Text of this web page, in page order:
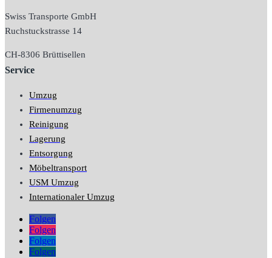
Swiss Transporte GmbH
Ruchstuckstrasse 14
CH-8306 Brüttisellen
Service
Umzug
Firmenumzug
Reinigung
Lagerung
Entsorgung
Möbeltransport
USM Umzug
Internationaler Umzug
Folgen
Folgen
Folgen
Folgen